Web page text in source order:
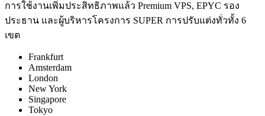
การใช้งานเพิ่มประสิทธิภาพแล้ว Premium VPS, EPYC รอง
ประธาน และผู้บริหารโครงการ SUPER การปรับแต่งทั่วทั้ง 6
เขต
Frankfurt
Amsterdam
London
New York
Singapore
Tokyo